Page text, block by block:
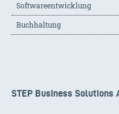
Softwareentwicklung
Buchhaltung
STEP Business Solutions